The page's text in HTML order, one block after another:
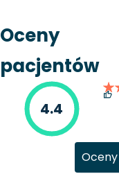
Oceny
pacjentów
4.4